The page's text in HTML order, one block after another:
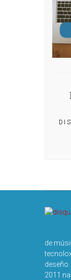
DISQUEFICHA:
de
2011